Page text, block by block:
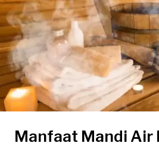
Manfaat Mandi Air